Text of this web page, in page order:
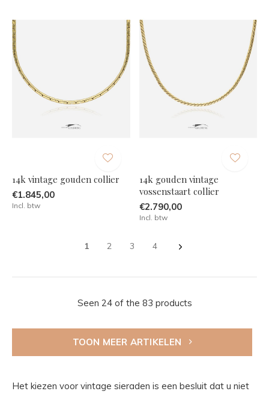
14k vintage gouden collier
€1.845,00
Incl. btw
14k gouden vintage
vossenstaart collier
€2.790,00
Incl. btw
1 2 3 4
Seen 24 of the 83 products
TOON MEER ARTIKELEN
Het kiezen voor vintage sieraden is een besluit dat u niet